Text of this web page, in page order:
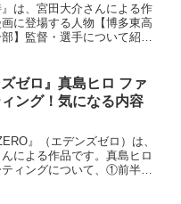
』は、宮田大介さんによる作
に登場する人物【博多東高
】監督・選手について紹介
ズゼロ』真島ヒロ ファ
ング！気になる内容
』（エデンズゼロ）は、
による作品です。真島ヒロ
ィングについて、①前半５